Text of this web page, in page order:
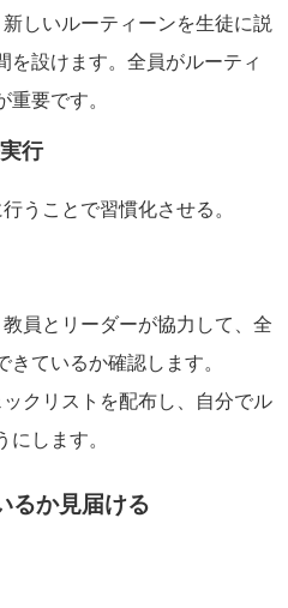
新しいルーティーンを生徒に説
を設けます。全員がルーティ
重要です。
行
うことで習慣化させる。
員とリーダーが協力して、全
ているか確認します。
クリストを配布し、自分でル
にします。
るか見届ける